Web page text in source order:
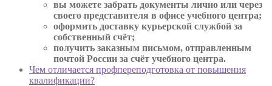
вы можете забрать документы лично или через
своего представителя в офисе учебного центра;
оформить доставку курьерской службой за
собственный счёт;
получить заказным письмом, отправленным
почтой России за счёт учебного центра.
Чем отличается профпереподготовка от повышения
квалификации?